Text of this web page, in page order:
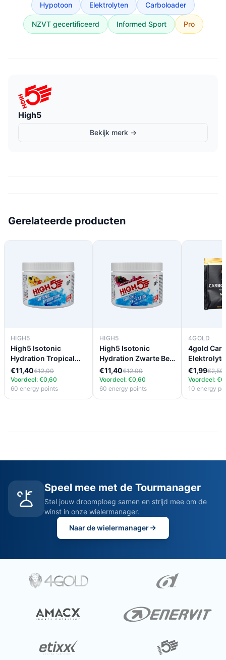
Hypotoon Elektrolyten Carboloader
NZVT gecertificeerd Informed Sport Pro
High5
Bekijk merk →
Gerelateerde producten
HIGH5
High5 Isotonic
Hydration Tropical
(300g)
€11,40€12,00
Voordeel: €0,60
60 energy points
HIGH5
High5 Isotonic
Hydration Zwarte Bes
(300g)
€11,40€12,00
Voordeel: €0,60
60 energy points
4GOLD
4gold
(33g)
€1,99€2,50
Voordeel:
10 energy
Speel mee met de Tourmanager
Stel jouw droomploeg samen en strijd mee om de
winst in onze wielermanager.
Naar de wielermanager